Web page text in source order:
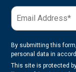
By submitting this
personal data in
This site is protected